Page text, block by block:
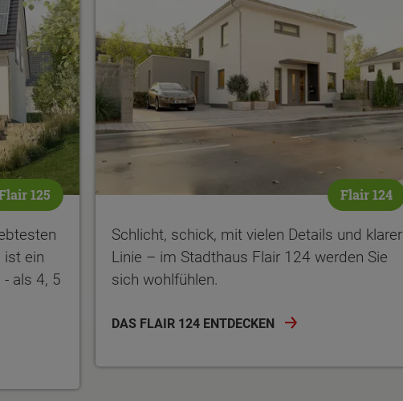
125
ist ein
als 4, 5
Flair 124
Schlicht, schick, mit vielen Details und klarer
Linie – im Stadthaus Flair 124 werden Sie
sich wohlfühlen.
DAS FLAIR 124 ENTDECKEN
möchten Sie suchen?